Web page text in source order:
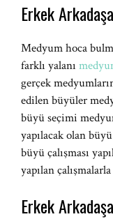
Erkek
Medyum hoca
farklı yalanı
gerçek
edilen büyüler
büyü seçimi
yapılacak olan
büyü çalışması
yapılan
Erkek